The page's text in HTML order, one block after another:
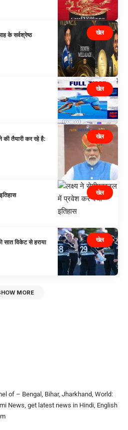
खेल
के सर्वश्रेष्ठ
खेल
खेल
तैयारी कर रहे है:
खेल
खेल
सात विकेट से हराया
MORE
of – Bengal, Bihar, Jharkhand, World:
News, get latest news in Hindi, English